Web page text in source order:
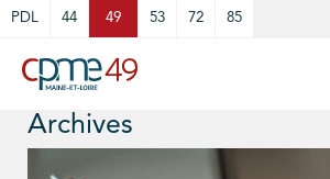
PDL 44 49 53 72 85
Archives
Cookies management panel